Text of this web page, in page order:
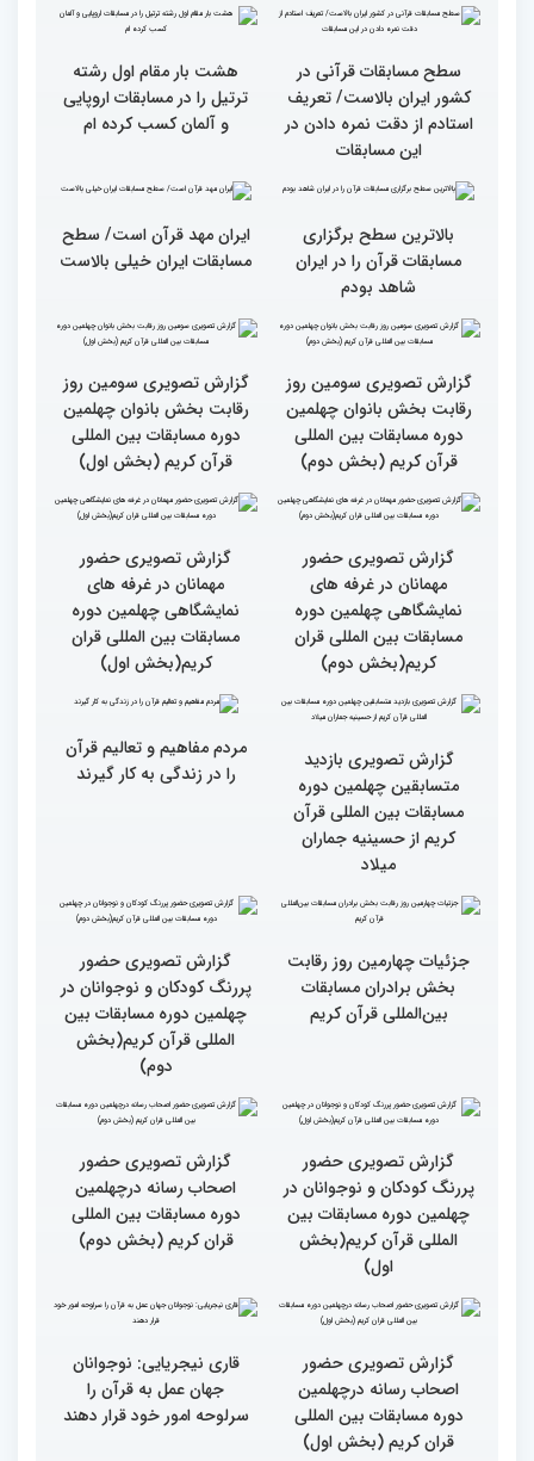
در چهلمین دوره مسابقات
بین‌المللی قرآن معرفی
شدند
چهلمین دوره مسابقات بین
المللی قرآن/نگاهی به
چهارمین روز از رقابت
سطح مسابقات قرآنی در
کشور ایران بالاست/ تعریف
استادم از دقت نمره دادن در
این مسابقات
هشت بار مقام اول رشته
ترتیل را در مسابقات اروپایی
بالاترین سطح برگزاری
مسابقات قرآن را در ایران
شاهد بودم
ایران مهد قرآن است/ سطح
مسابقات ایران خیلی بالاست
گزارش تصویری سومین روز
رقابت بخش بانوان چهلمین
دوره مسابقات بین المللی
قرآن کریم (بخش دوم)
گزارش تصویری سومین روز
رقابت بخش بانوان چهلمین
دوره مسابقات بین المللی
قرآن کریم (بخش اول)
مهمانان در غرفه های
نمایشگاهی چهلمین دوره
مسابقات بین المللی قران
کریم(بخش دوم)
گزارش تصویری حضور
مهمانان در غرفه های
نمایشگاهی چهلمین دوره
متسابقین چهلمین دوره
مسابقات بین المللی قرآن
کریم از حسینیه جماران
مردم مفاهیم و تعالیم قرآن
را در زندگی به کار گیرند
بخش برادران مسابقات
بین‌المللی قرآن کریم
پررنگ کودکان و نوجوانان در
چهلمین دوره مسابقات بین
المللی قرآن کریم(بخش
دوم)
پررنگ کودکان و نوجوانان در
چهلمین دوره مسابقات بین
المللی قرآن کریم(بخش
اول)
اصحاب رسانه درچهلمین
دوره مسابقات بین المللی
قران کریم (بخش دوم)